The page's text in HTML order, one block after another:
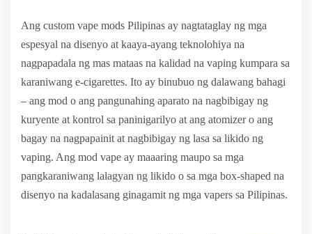
Ang custom vape mods Pilipinas ay nagtataglay ng mga
espesyal na disenyo at kaaya-ayang teknolohiya na
nagpapadala ng mas mataas na kalidad na vaping kumpara sa
karaniwang e-cigarettes. Ito ay binubuo ng dalawang bahagi
– ang mod o ang pangunahing aparato na nagbibigay ng
kuryente at kontrol sa paninigarilyo at ang atomizer o ang
bagay na nagpapainit at nagbibigay ng lasa sa likido ng
vaping. Ang mod vape ay maaaring maupo sa mga
pangkaraniwang lalagyan ng likido o sa mga box-shaped na
disenyo na kadalasang ginagamit ng mga vapers sa Pilipinas.